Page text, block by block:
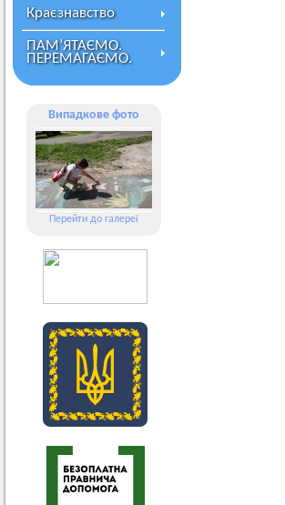
Краєзнавство
ПАМ’ЯТАЄМО.
ПЕРЕМАГАЄМО.
Випадкове фото
Перейти до галереї